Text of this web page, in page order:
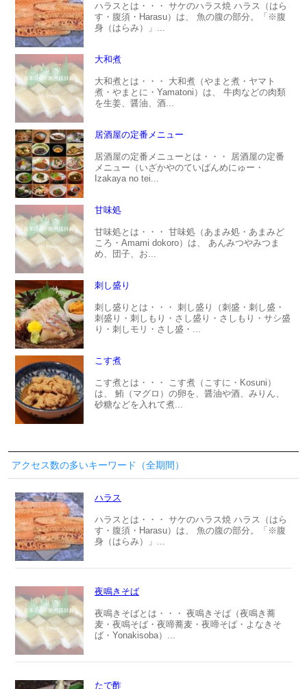
ハラスとは・・・ サケのハラス焼 ハラス（はら
す・腹須・Harasu）は、 魚の腹の部分。「※腹
身（はらみ）」...
大和煮
大和煮とは・・・ 大和煮（やまと煮・ヤマト
煮・やまとに・Yamatoni）は、 牛肉などの肉類
を生姜、醤油、酒...
居酒屋の定番メニュー
居酒屋の定番メニューとは・・・ 居酒屋の定番
メニュー（いざかやのていばんめにゅー・
Izakaya no tei...
甘味処
甘味処とは・・・ 甘味処（あまみ処・あまみど
ころ・Amami dokoro）は、 あんみつやみつま
め、団子、お...
刺し盛り
刺し盛りとは・・・ 刺し盛り（刺盛・刺し盛・
刺盛り・刺しもり・さし盛り・さしもり・サシ盛
り・刺しモリ・さし盛・...
こす煮
こす煮とは・・・ こす煮（こすに・Kosuni）
は、 鮪（マグロ）の卵を、醤油や酒、みりん、
砂糖などを入れて煮...
アクセス数の多いキーワード（全期間）
ハラス
ハラスとは・・・ サケのハラス焼 ハラス（はら
す・腹須・Harasu）は、 魚の腹の部分。「※腹
身（はらみ）」...
夜鳴きそば
夜鳴きそばとは・・・ 夜鳴きそば（夜鳴き蕎
麦・夜鳴そば・夜啼蕎麦・夜啼そば・よなきそ
ば・Yonakisoba）...
たで酢